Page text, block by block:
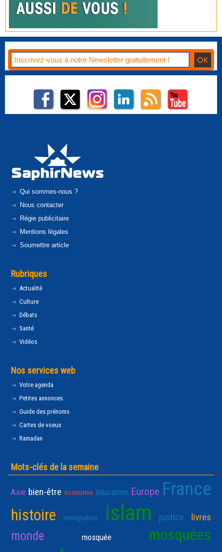
Qui sommes-nous ?
Nous contacter
Régie publicitaire
Mentions légales
Soumettre article
Rubriques
Actualité
Culture
Débats
Santé
Vidéos
Nos services web
Votre agenda
Petites annonces
Guide des prénoms
Cartes de voeux
Ramadan
Mots-clés de la semaine
Asie bien-être économie éducation Europe France
histoire immigration islam justice livres
monde mosquée mosquées